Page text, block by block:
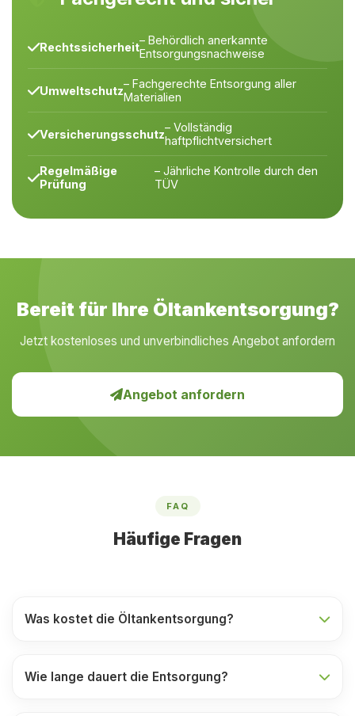
Rechtssicherheit– Behördlich anerkannte
Entsorgungsnachweise
Umweltschutz– Fachgerechte Entsorgung aller
Materialien
Versicherungsschutz– Vollständig
haftpflichtversichert
Regelmäßige
Prüfung
– Jährliche Kontrolle durch den
TÜV
Bereit für Ihre Öltankentsorgung?
Jetzt kostenloses und unverbindliches Angebot anfordern
Angebot anfordern
FAQ
Häufige Fragen
Was kostet die Öltankentsorgung?
Wie lange dauert die Entsorgung?